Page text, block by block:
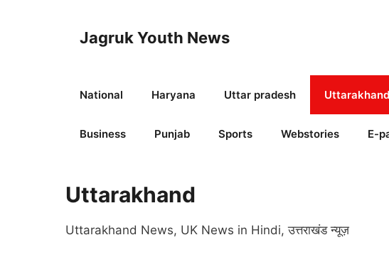
Jagruk Youth News
National Haryana Uttar pradesh Uttarakhand
Business Punjab Sports Webstories E-
Uttarakhand
Uttarakhand News, UK News in Hindi, उत्तराखंड न्यूज़